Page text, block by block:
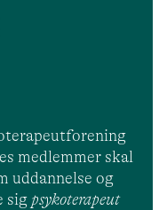
medlemmer skal
uddannelse og
sig psykoterapeut